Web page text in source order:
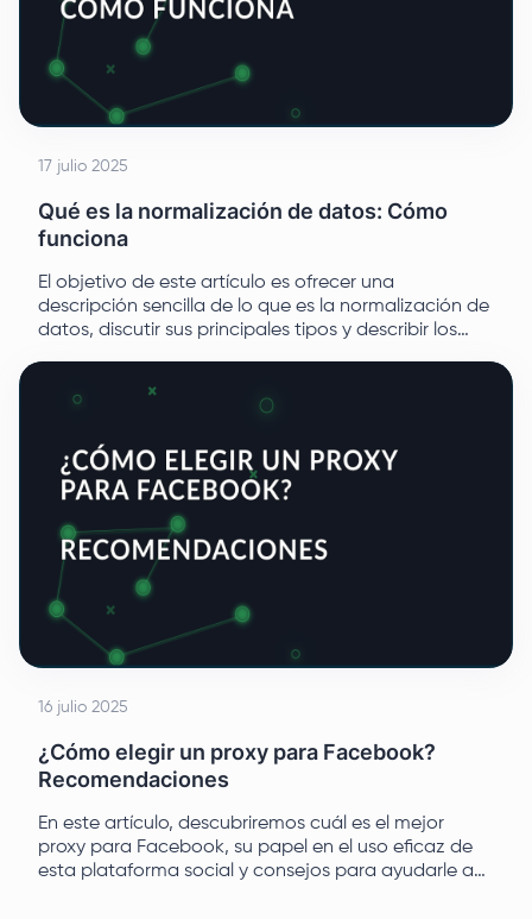
17 julio 2025
Qué es la normalización de datos: Cómo
funciona
El objetivo de este artículo es ofrecer una
descripción sencilla de lo que es la normalización de
datos, discutir sus principales tipos y describir los
16 julio 2025
¿Cómo elegir un proxy para Facebook?
Recomendaciones
En este artículo, descubriremos cuál es el mejor
proxy para Facebook, su papel en el uso eficaz de
esta plataforma social y consejos para ayudarle a